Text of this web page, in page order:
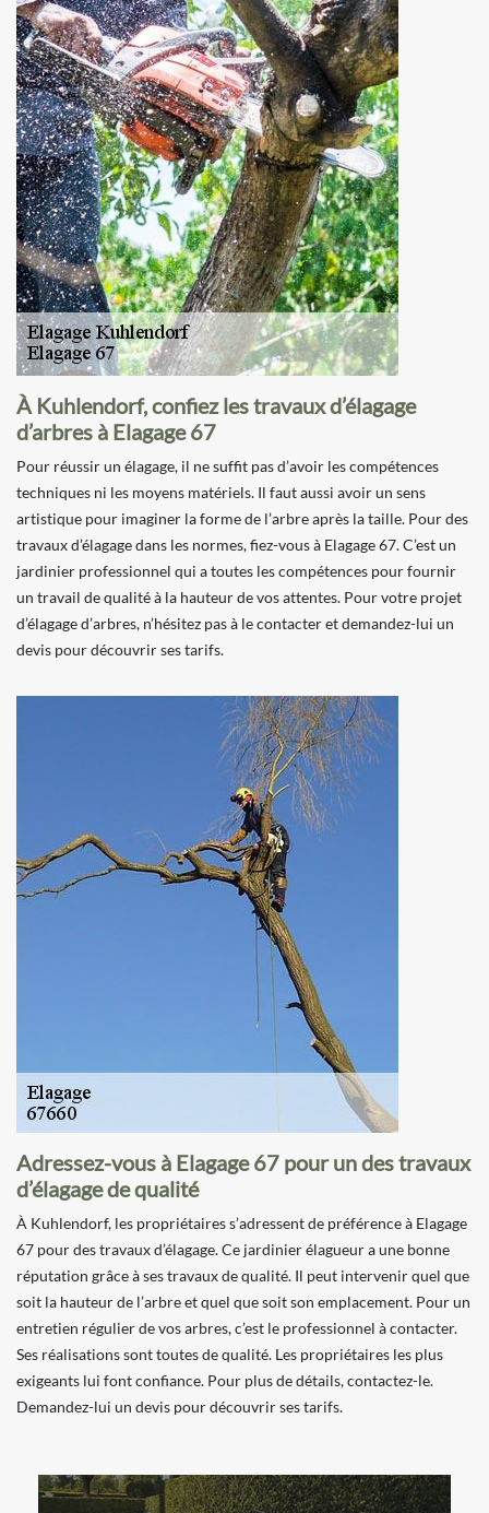
À Kuhlendorf, confiez les travaux d’élagage
d’arbres à Elagage 67
Pour réussir un élagage, il ne suffit pas d’avoir les compétences
techniques ni les moyens matériels. Il faut aussi avoir un sens
artistique pour imaginer la forme de l’arbre après la taille. Pour des
travaux d’élagage dans les normes, fiez-vous à Elagage 67. C’est un
jardinier professionnel qui a toutes les compétences pour fournir
un travail de qualité à la hauteur de vos attentes. Pour votre projet
d’élagage d’arbres, n’hésitez pas à le contacter et demandez-lui un
devis pour découvrir ses tarifs.
Adressez-vous à Elagage 67 pour un des travaux
d’élagage de qualité
À Kuhlendorf, les propriétaires s’adressent de préférence à Elagage
67 pour des travaux d’élagage. Ce jardinier élagueur a une bonne
réputation grâce à ses travaux de qualité. Il peut intervenir quel que
soit la hauteur de l’arbre et quel que soit son emplacement. Pour un
entretien régulier de vos arbres, c’est le professionnel à contacter.
Ses réalisations sont toutes de qualité. Les propriétaires les plus
exigeants lui font confiance. Pour plus de détails, contactez-le.
Demandez-lui un devis pour découvrir ses tarifs.